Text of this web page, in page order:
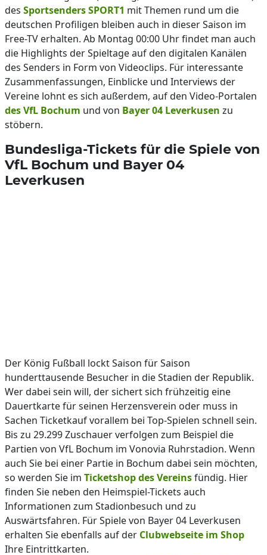
des Sportsenders SPORT1 mit Themen rund um die
deutschen Profiligen bleiben auch in dieser Saison im
Free-TV erhalten. Ab Montag 00:00 Uhr findet man auch
die Highlights der Spieltage auf den digitalen Kanälen
des Senders in Form von Videoclips. Für interessante
Zusammenfassungen, Einblicke und Interviews der
Vereine lohnt es sich außerdem, auf den Video-Portalen
des VfL Bochum und von Bayer 04 Leverkusen zu
stöbern.
Bundesliga-Tickets für die Spiele von
VfL Bochum und Bayer 04
Leverkusen
Der König Fußball lockt Saison für Saison
hunderttausende Besucher in die Stadien der Republik.
Wer dabei sein will, der sichert sich frühzeitig eine
Dauertkarte für seinen Herzensverein oder muss in
Sachen Ticketkauf vorallem bei Top-Spielen schnell sein.
Bis zu 29.299 Zuschauer verfolgen zum Beispiel die
Partien von VfL Bochum im Vonovia Ruhrstadion. Wenn
auch Sie bei einer Partie in Bochum dabei sein möchten,
so werden Sie im Ticketshop des Vereinsfündig. Hier
finden Sie neben den Heimspiel-Tickets auch
Informationen zum Stadionbesuch und zu
Auswärtsfahren. Für Spiele von Bayer 04 Leverkusen
erhalten Sie ebenfalls auf der Clubwebseite im Shop
Ihre Eintrittkarten.